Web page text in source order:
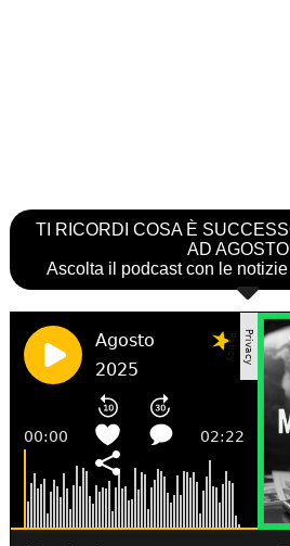
TI RICORDI COSA È
AD
Ascolta il podcast con le